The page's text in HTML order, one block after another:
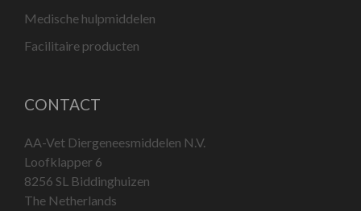
Medische hulpmiddelen
Facilitaire producten
CONTACT
AA-Vet Diergeneesmiddelen N.V.
Loofklapper 6
8256 SL Biddinghuizen
The Netherlands